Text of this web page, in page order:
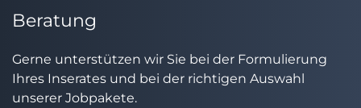
Beratung
Gerne unterstützen wir Sie bei der Formulierung
Ihres Inserates und bei der richtigen Auswahl
unserer Jobpakete.